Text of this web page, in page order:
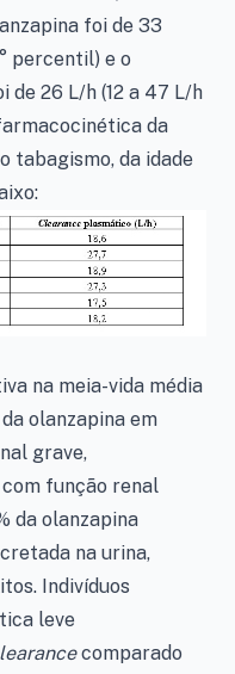
foi de 33
percentil) e o
de 26 L/h (12 a 47 L/h
da
tabagismo, da idade
na meia-vida média
da olanzapina em
grave,
função renal
da olanzapina
na urina,
Indivíduos
leve
comparado